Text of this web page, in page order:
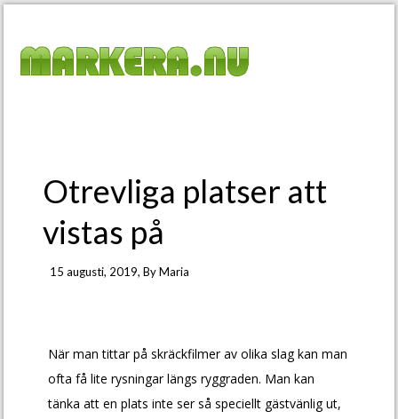
Otrevliga platser att
vistas på
15 augusti, 2019, ByMaria
När man tittar på skräckfilmer av olika slag kan man
ofta få lite rysningar längs ryggraden. Man kan
tänka att en plats inte ser så speciellt gästvänlig ut,